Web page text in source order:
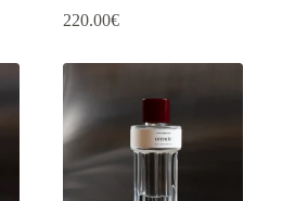
220.00€